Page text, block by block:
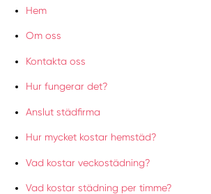
Hem
Om oss
Kontakta oss
Hur fungerar det?
Anslut städfirma
Hur mycket kostar hemstäd?
Vad kostar veckostädning?
Vad kostar städning per timme?